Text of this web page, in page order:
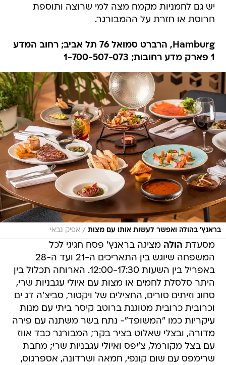
יש גם לחמניות מקמח מצה למי שרוצה ותוספת
חרוסת או חזרת על ההמבורגר.
Hamburg, הרברט סמואל 76 תל אביב; רחוב המדע
1 פארק מדע רחובות; 1-700-507-073
בראנץ' בהולה ואפשר לעשות אותו עם מצות / אפיק גבאי
מסעדת הולה מציגה בראנץ' פסח חגיגי לכל
המשפחה שיוגש בין התאריכים ה-21 ועד ה-28
באפריל בין השעות 12:00-17:30. הארוחה תכלול בין
היתר סלסלת לחמים או מצות עם איולי עגבניות שרי,
סחוג וזיתים סורים, החצילים של ויקטור, סביצ'ה דג ים
וכרובית כרובית מטוגנת ברוטב קיסר ביתי עם מנות
עיקריות כמו "המשופד"- נתח בשר משתנה עם פירה
מדורה, ובצלי שאלוט בציר בקר; המבורגר כבד אווז
עם בצל מקורמל, צ'יפס ואיולי עגבניות שרי; מחבת
שרימפס עם שום קונפי, חמאה ושרדונה, אספרגוס,